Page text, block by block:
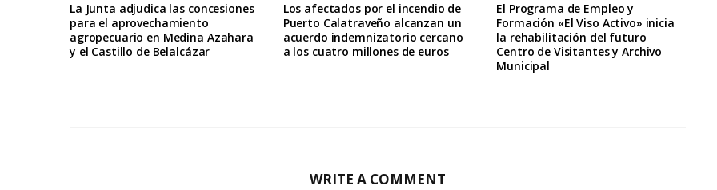
La Junta adjudica las concesiones
para el aprovechamiento
agropecuario en Medina Azahara
y el Castillo de Belalcázar
Los afectados por el incendio de
Puerto Calatraveño alcanzan un
acuerdo indemnizatorio cercano
a los cuatro millones de euros
El Programa de Empleo y
Formación «El Viso Activo» inicia
la rehabilitación del futuro
Centro de Visitantes y Archivo
Municipal
WRITE A COMMENT